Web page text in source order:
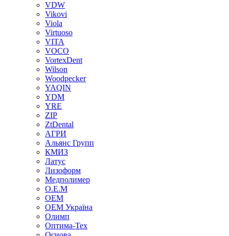
VDW
Vikovi
Viola
Virtuoso
VITA
VOCO
VortexDent
Wilson
Woodpecker
YAQIN
YDM
YRE
ZIP
ZtDental
АГРИ
Альянс Групп
КМИЗ
Латус
Лизоформ
Медполимер
О.Е.М
ОЕМ
ОЕМ Україна
Олимп
Оптима-Тех